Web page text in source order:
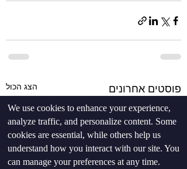
פוסטים אחרונים הצג הכול
We use cookies to enhance your experience,
analyze traffic, and personalize content. Some
cookies are essential, while others help us
understand how you interact with our site. You
can manage your preferences at any time.